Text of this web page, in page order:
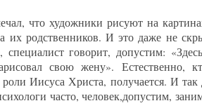
что художники рисуют на
родственников. И это даже не
специалист говорит, допустим:
свою жену». Естественно,
Иисуса Христа, получается. И так
часто, человек,допустим,